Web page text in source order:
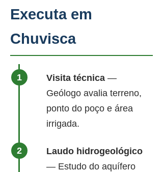
Executa em
Chuvisca
Visita técnica —
Geólogo avalia terreno,
ponto do poço e área
irrigada.
Laudo hidrogeológico
— Estudo do aquífero